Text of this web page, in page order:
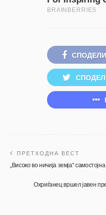
СПОДЕЛИ
ПРЕТХОДНА ВЕСТ
„Високо во ничија земја“
Охриѓанец вршел јавен